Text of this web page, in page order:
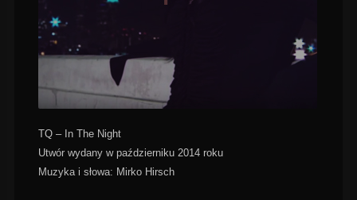
TQ – In The Night
Utwór wydany w październiku 2014 roku
Muzyka i słowa: Mirko Hirsch